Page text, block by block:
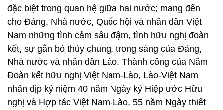
đặc biệt trong quan hệ giữa hai nước; mang đến
cho Đảng, Nhà nước, Quốc hội và nhân dân Việt
Nam những tình cảm sâu đậm, tình hữu nghị đoàn
kết, sự gắn bó thủy chung, trong sáng của Đảng,
Nhà nước và nhân dân Lào. Thành công của Năm
Đoàn kết hữu nghị Việt Nam-Lào, Lào-Việt Nam
nhân dịp kỷ niệm 40 năm Ngày ký Hiệp ước Hữu
nghị và Hợp tác Việt Nam-Lào, 55 năm Ngày thiết